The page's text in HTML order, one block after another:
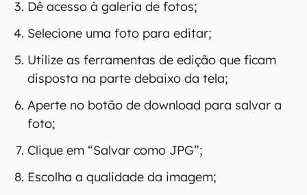
Dê acesso à galeria de fotos;
Selecione uma foto para editar;
Utilize as ferramentas de edição que ficam
disposta na parte debaixo da tela;
Aperte no botão de download para salvar a
foto;
Clique em “Salvar como JPG”;
Escolha a qualidade da imagem;